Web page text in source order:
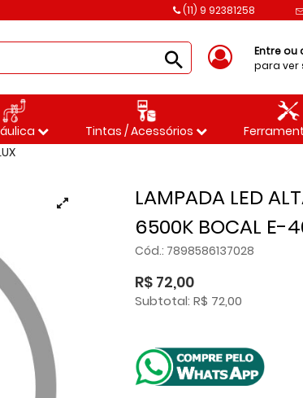
(11) 9 92381258
Entre ou
para ver
Tintas / Acessórios
LAMPADA LED
6500K BOCAL E-
Cód.: 7898586137028
R$ 72,00
Subtotal: R$ 72,00